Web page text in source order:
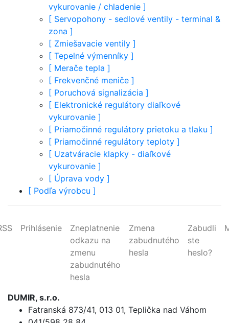
vykurovanie / chladenie ]
[ Servopohony - sedlové ventily - terminal &
zona ]
[ Zmiešavacie ventily ]
[ Tepelné výmenníky ]
[ Merače tepla ]
[ Frekvenčné meniče ]
[ Poruchová signalizácia ]
[ Elektronické regulátory diaľkové
vykurovanie ]
[ Priamočinné regulátory prietoku a tlaku ]
[ Priamočinné regulátory teploty ]
[ Uzatváracie klapky - diaľkové
vykurovanie ]
[ Úprava vody ]
[ Podľa výrobcu ]
Prihlásenie
Zneplatnenie
odkazu na
zmenu
zabudnutého
hesla
Zmena
zabudnutého
hesla
Zabudli
ste
heslo?
DUMIR, s.r.o.
Fatranská 873/41, 013 01, Teplička nad Váhom